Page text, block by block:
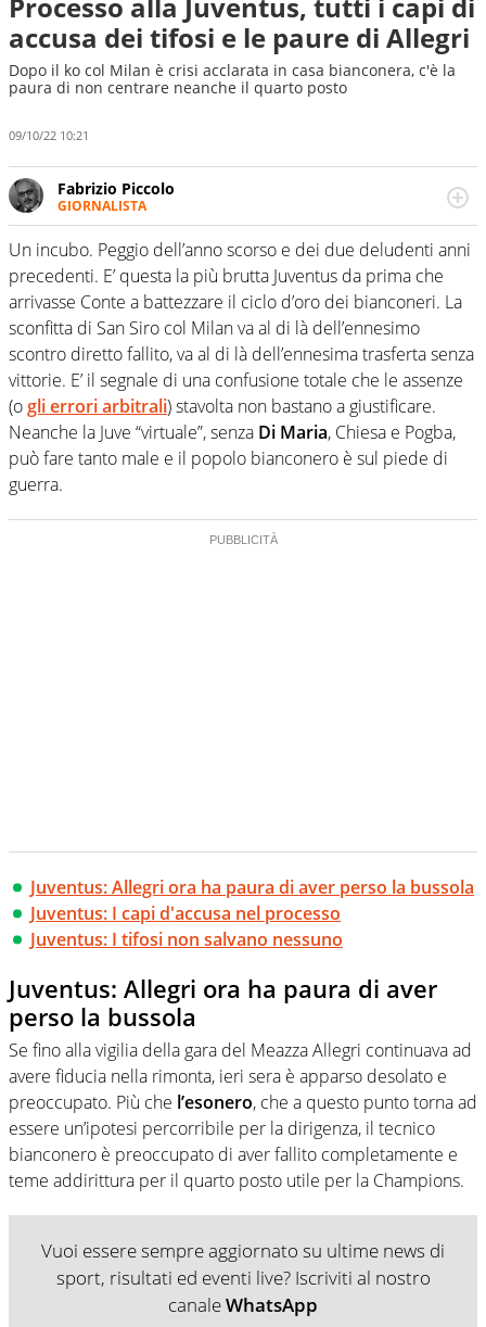
accusa dei tifosi e le paure di Allegri
Dopo il ko col Milan è crisi acclarata in casa bianconera, c'è la
paura di non centrare neanche il quarto posto
09/10/22 10:21
Fabrizio Piccolo
GIORNALISTA
Nella sua carriera ha seguito numerose manifestazioni
sportive e collaborato con agenzie e testate. Esperienza,
competenza, conoscenza e memoria storica. Si occupa
prevalentemente di calcio
Un incubo. Peggio dell’anno scorso e dei due deludenti anni
precedenti. E’ questa la più brutta Juventus da prima che
arrivasse Conte a battezzare il ciclo d’oro dei bianconeri. La
sconfitta di San Siro col Milan va al di là dell’ennesimo
scontro diretto fallito, va al di là dell’ennesima trasferta senza
vittorie. E’ il segnale di una confusione totale che le assenze
(ogli errori arbitrali) stavolta non bastano a giustificare.
Neanche la Juve “virtuale”, senza Di Maria, Chiesa e Pogba,
può fare tanto male e il popolo bianconero è sul piede di
guerra.
Juventus: Allegri ora ha paura di aver perso la bussola
Juventus: I capi d'accusa nel processo
Juventus: I tifosi non salvano nessuno
Juventus: Allegri ora ha paura di aver
perso la bussola
Se fino alla vigilia della gara del Meazza Allegri continuava ad
avere fiducia nella rimonta, ieri sera è apparso desolato e
preoccupato. Più che l’esonero, che a questo punto torna ad
essere un’ipotesi percorribile per la dirigenza, il tecnico
bianconero è preoccupato di aver fallito completamente e
teme addirittura per il quarto posto utile per la Champions.
Vuoi essere sempre aggiornato su ultime news di
sport, risultati ed eventi live? Iscriviti al nostro
canaleWhatsApp